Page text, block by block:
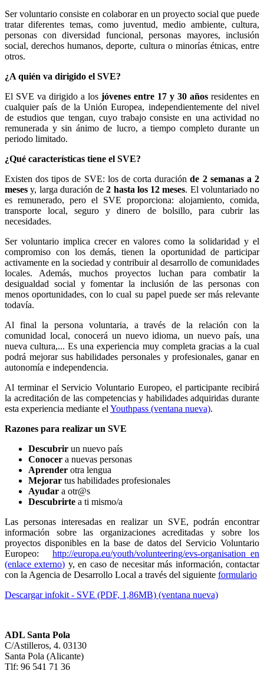
Ser voluntario consiste en colaborar en un proyecto social que puede
tratar diferentes temas, como juventud, medio ambiente, cultura,
personas con diversidad funcional, personas mayores, inclusión
social, derechos humanos, deporte, cultura o minorías étnicas, entre
otros.
¿A quién va dirigido el SVE?
El SVE va dirigido a los jóvenes entre 17 y 30 años residentes en
cualquier país de la Unión Europea, independientemente del nivel
de estudios que tengan, cuyo trabajo consiste en una actividad no
remunerada y sin ánimo de lucro, a tiempo completo durante un
periodo limitado.
¿Qué características tiene el SVE?
Existen dos tipos de SVE: los de corta duraciónde 2 semanas a 2
meses y, larga duración de2 hasta los 12 meses. El voluntariado no
es remunerado, pero el SVE proporciona: alojamiento, comida,
transporte local, seguro y dinero de bolsillo, para cubrir las
necesidades.
Ser voluntario implica crecer en valores como la solidaridad y el
compromiso con los demás, tienen la oportunidad de participar
activamente en la sociedad y contribuir al desarrollo de comunidades
locales. Además, muchos proyectos luchan para combatir la
desigualdad social y fomentar la inclusión de las personas con
menos oportunidades, con lo cual su papel puede ser más relevante
todavía.
Al final la persona voluntaria, a través de la relación con la
comunidad local, conocerá un nuevo idioma, un nuevo país, una
nueva cultura,... Es una experiencia muy completa gracias a la cual
podrá mejorar sus habilidades personales y profesionales, ganar en
autonomía e independencia.
Al terminar el Servicio Voluntario Europeo, el participante recibirá
la acreditación de las competencias y habilidades adquiridas durante
esta experiencia mediante el Youthpass (ventana nueva).
Razones para realizar un SVE
Descubrir un nuevo país
Conocer a nuevas personas
Aprender otra lengua
Mejorar tus habilidades profesionales
Ayudar a otr@s
Descubrirte a ti mismo/a
Las personas interesadas en realizar un SVE, podrán encontrar
información sobre las organizaciones acreditadas y sobre los
proyectos disponibles en la base de datos del Servicio Voluntario
Europeo: http://europa.eu/youth/volunteering/evs-organisation_en
(enlace externo) y, en caso de necesitar más información, contactar
con la Agencia de Desarrollo Local a través del siguiente formulario
Descargar infokit - SVE (PDF, 1,86MB) (ventana nueva)
ADL Santa Pola
C/Astilleros, 4. 03130
Santa Pola (Alicante)
Tlf: 96 541 71 36